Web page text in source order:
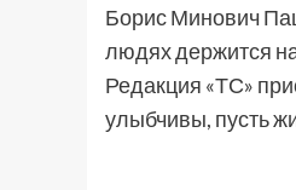
Борис Минович
людях держится
Редакция «ТС»
улыбчивы, пусть